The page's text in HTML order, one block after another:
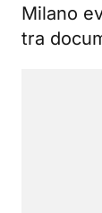
Milano
tra